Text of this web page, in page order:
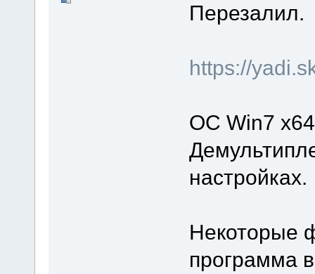
Перезалил.
https://
ОС Win7
настройках.
Некоторые
программа